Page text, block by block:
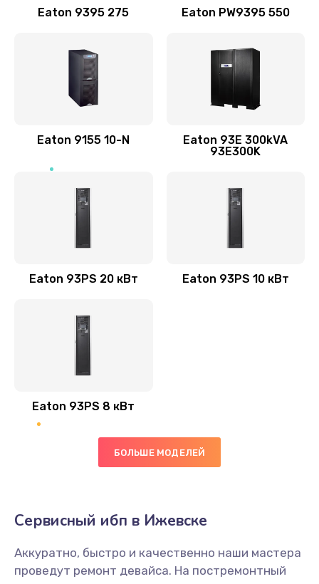
Eaton 9395 275 Eaton PW9395 550
Eaton 9155 10-N
Eaton 93E 300kVA
93E300K
Eaton 93PS 20 кВт Eaton 93PS 10 кВт
Eaton 93PS 8 кВт
БОЛЬШЕ МОДЕЛЕЙ
Сервисный ибп в Ижевске
Аккуратно, быстро и качественно наши мастера
проведут ремонт девайса. На постремонтный